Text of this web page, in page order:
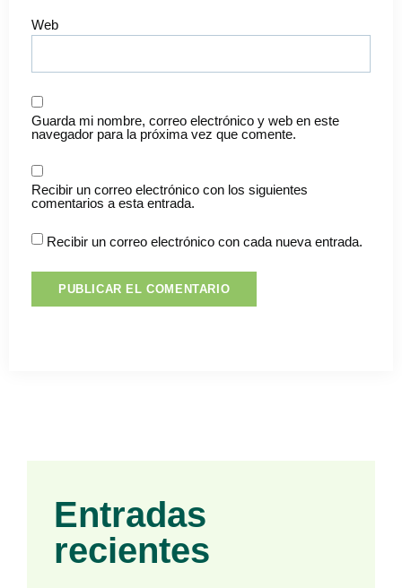
Web
Guarda mi nombre, correo electrónico y web en este
navegador para la próxima vez que comente.
Recibir un correo electrónico con los siguientes
comentarios a esta entrada.
Recibir un correo electrónico con cada nueva entrada.
Entradas
recientes